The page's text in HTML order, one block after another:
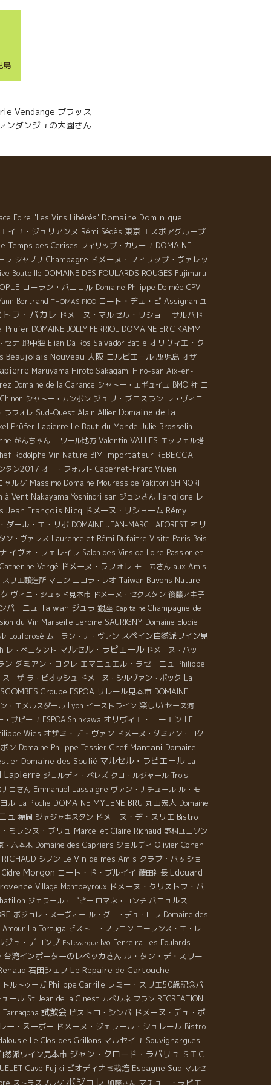
島
Vendange ブラッス
ンダンジュの大園さん
Foire "Les Vins Libérés" Domaine Dominique
イユ・ジュリアンヌ Rémi Sédès 東京 エスポアグループ
Temps des Cerises フィリップ・カリーユ DOMAINE
ラ シャブリ Champagne ドメーヌ・フィリップ・ヴァレッ
Bouteille DOMAINE DES FOULARDS ROUGES Fujimaru
ローラン・バニョル Domaine Philippe Delmée CPV
Bertrand THOMAS PICO コート・デュ・ピ Assignan ユ
フ・パカレ ドメーヌ・マルセル・リショー サルバド
Prüfer DOMAINE JOLLY FERRIOL DOMAINE ERIC KAMM
セナ 地中海 Elian Da Ros Salvador Batlle オリヴィエ・ク
Beaujolais Nouveau 大阪 コルビエール 鹿児島 オザ
Maruyama Hiroto Sakagami Hino-san Aix-en-
Domaine de la Garance シャトー・エギュイユ BMO 社 ニ
Chinon シャトー・カンボン ジュリ・ブロスラン レ・ヴィニ
ラフォレ Sud-Ouest Alain Allier Domaine de la
Prϋfer Lapierre Le Bout du Monde Julie Brosselin
がんちゃん ロワール地方 Valentin VALLES エッフェル塔
Rodolphe Vin Nature BIM Importateur REBECCA
タン2017 オー・フォルト Cabernet-Franc Vivien
ャルグ Massimo Domaine Mouressipe Yakitori SHINORI
à Vent Nakayama Yoshinori san ジュンさん l'anglore レ
Jean François Nicq ドメーヌ・リショーム Rémy
ダール・エ・リボ DOMAINE JEAN-MARC LAFOREST オリ
ン・ヴァレス Laurence et Rémi Dufaitre Visite Paris Bois
イヴォ・フェレイラ Salon des Vins de Loire Passion et
Vergé ドメーヌ・ラフォレ モニカさん aux Amis
スリエ醸造所 マコン ニコラ・レオ Taiwan Buvons Nature
ヴィニ・シュッド見本市 ドメーヌ・セクスタン 後藤アキ子
パーニュ Taiwan ジュラ 銀座 Capitaine Champagne de
du Vin Marseille Jerome SAURIGNY Domaine Elodie
Louforosé ムーラン・ナ・ヴァン スペイン自然派ワイン見
レ・ぺニタント マルセル・ラピエール ドメーヌ・パッ
ン ダミアン・コクレ エマニュエル・ラセーニュ Philippe
スーザ ラ・ピオッシュ ドメーヌ・シルヴァン・ボック La
Groupe ESPOA リレール見本市 DOMAINE
・エメルスダール Lyon イーストライン 楽しい セーヌ河
・プピーユ ESPOA Shinkawa オリヴィエ・コーエン LE
Wies オザミ・デ・ヴァン ドメーヌ・ダミアン・コク
ン Domaine Philippe Tessier Chef Mantani Domaine
Domaine des Soulié マルセル・ラピエ－ル La
Lapierre ジョルディ・ペレズ クロ・ルジャール Trois
ナコさん Emmanuel Lassaigne ヴァン・ナチュール ル・モ
ル La Pioche DOMAINE MYLENE BRU 丸山宏人 Domaine
ュ 福岡 ジャジャキスタン ドメーヌ・デ・スリエ Bistro
ミレンヌ・ブリュ Marcel et Claire Richaud 野村ユニソン
・六本木 Domaine des Capriers ジョルディ Olivier Cohen
シノン Le Vin de mes Amis クラブ・パッショ
Cidre Morgon コート・ド・ブルイイ 藤田社長 Edouard
Village Montpeyroux ドメーヌ・クリストフ・パ
ジェラール・ゴビー ロマネ・コンチ バニュルス
ボジョレ・ヌーヴォー ル・グロ・デュ・ロワ Domaine des
La Tortuga ビストロ・フラコン ローランス・エ・レ
ジュ・デコンブ Estezargue Ivo Ferreira Les Foulards
台湾インポーターのレベッカさん ル・タン・デ・スリー
石田シェフ Le Repaire de Cartouche
トルトゥーガ Philippe Carrille レミー・スリエ50歳記念パ
ール St Jean de la Ginest カベルネ フラン RECREATION
Tarragona 試飲会 ビストロ・シンバ ドメーヌ・デュ・ポ
ー・ヌーボー ドメーヌ・ジェラール・シュレール Bistro
Le Clos des Grillons マルセイユ Souvignargues
然派ワイン見本市 ジャン・クロード・ラパリュ ＳＴＣ
Cave Fujiki ビオディナミ栽培 Espagne Sud マルセ
ボジョレ マチュー・ラピエー